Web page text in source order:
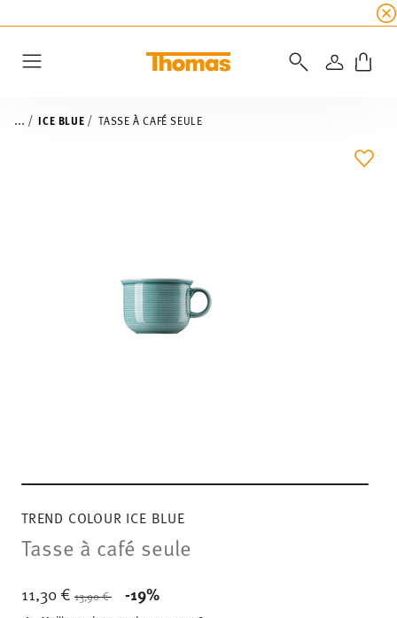
5 % de remise
... ICE BLUE TASSE À CAFÉ SEULE
TREND COLOUR ICE BLUE
Tasse à café seule
11,30 € Price reduced from
13,90 € -19%